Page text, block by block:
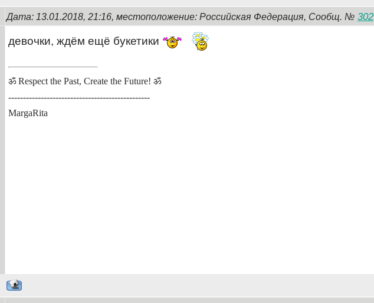
Дата: 13.01.2018, 21:16, местоположение: Российская Федерация, Сообщ. № 302
девочки, ждём ещё букетики
ॐ Respect the Past, Create the Future! ॐ
------------------------------------------------
MargaRita